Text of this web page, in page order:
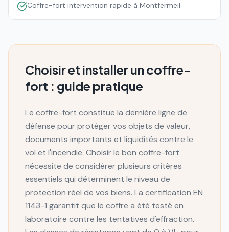
Coffre-fort intervention rapide à Montfermeil
Choisir et installer un coffre-
fort : guide pratique
Le coffre-fort constitue la dernière ligne de
défense pour protéger vos objets de valeur,
documents importants et liquidités contre le
vol et l'incendie. Choisir le bon coffre-fort
nécessite de considérer plusieurs critères
essentiels qui déterminent le niveau de
protection réel de vos biens. La certification EN
1143-1 garantit que le coffre a été testé en
laboratoire contre les tentatives d'effraction.